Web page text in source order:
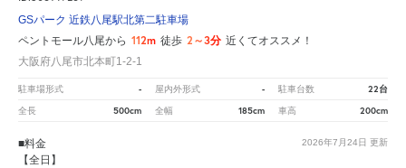
GSパーク 近鉄八尾駅北第二駐車場
ペントモール八尾から 112m 徒歩 2～3分 近くてオススメ！
大阪府八尾市北本町1-2-1
駐車場形式 - 屋内外形式 - 駐車台数 22台
全長 500cm 全幅 185cm 車高 200cm
2026年7月24日 更新
■料金
【全日】